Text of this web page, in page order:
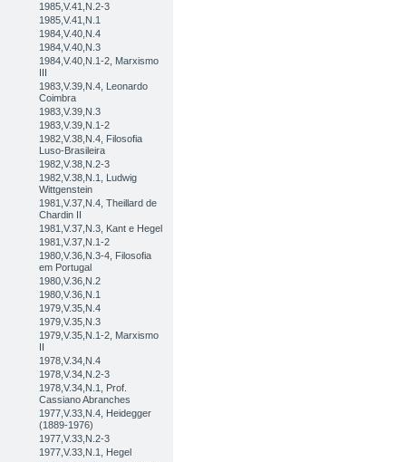
1985,V.41,N.2-3
1985,V.41,N.1
1984,V.40,N.4
1984,V.40,N.3
1984,V.40,N.1-2, Marxismo
III
1983,V.39,N.4, Leonardo
Coimbra
1983,V.39,N.3
1983,V.39,N.1-2
1982,V.38,N.4, Filosofia
Luso-Brasileira
1982,V.38,N.2-3
1982,V.38,N.1, Ludwig
Wittgenstein
1981,V.37,N.4, Theillard de
Chardin II
1981,V.37,N.3, Kant e Hegel
1981,V.37,N.1-2
1980,V.36,N.3-4, Filosofia
em Portugal
1980,V.36,N.2
1980,V.36,N.1
1979,V.35,N.4
1979,V.35,N.3
1979,V.35,N.1-2, Marxismo
II
1978,V.34,N.4
1978,V.34,N.2-3
1978,V.34,N.1, Prof.
Cassiano Abranches
1977,V.33,N.4, Heidegger
(1889-1976)
1977,V.33,N.2-3
1977,V.33,N.1, Hegel